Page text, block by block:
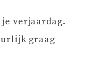
verjaardag.
graag